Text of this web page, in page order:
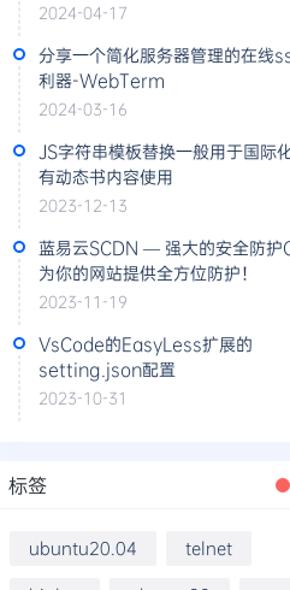
2024-04-17
分享一个简化服务器管理的在线
利器-WebTerm
2024-03-16
JS字符串模板替换一般用于国际
有动态书内容使用
2023-12-13
蓝易云SCDN — 强大的安全防护
为你的网站提供全方位防护！
2023-11-19
VsCode的EasyLess扩展的
setting.json配置
2023-10-31
标签
ubuntu20.04 telnet